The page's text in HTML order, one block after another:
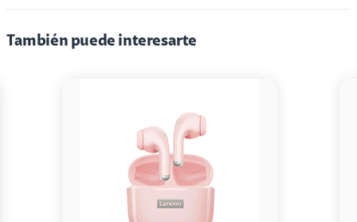
También puede interesarte